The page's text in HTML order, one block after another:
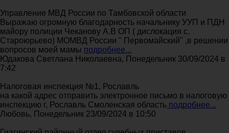
Управление МВД России по Тамбовской области
Выражаю огромную благодарность начальнику УУП и ПДН
майору полиции Чеканову А.В ОП ( дислокация с.
Староюрьево) МОМВД России " Первомайский" ,в решении
вопросов моей мамы подробнее...
Юдакова Светлана Николаевна, Понедельник 30/09/2024 в
7:42
Налоговая инспекция №1, Рославль
на какой адрес отправить электронное письмо в налоговую
инспекцию г, Рославль Смоленская область подробнее...
Любовь, Понедельник 23/09/2024 в 10:50